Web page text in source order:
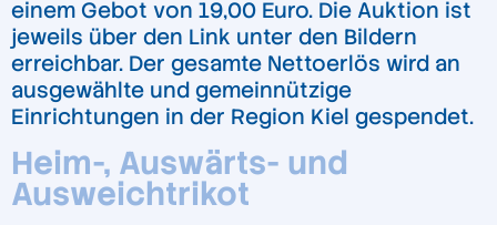
einem Gebot von 19,00 Euro. Die Auktion ist
jeweils über den Link unter den Bildern
erreichbar. Der gesamte Nettoerlös wird an
ausgewählte und gemeinnützige
Einrichtungen in der Region Kiel gespendet.
Heim-, Auswärts- und
Ausweichtrikot